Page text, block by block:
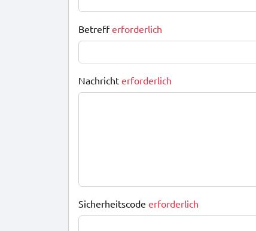
Betrefferforderlich
Nachricht erforderlich
Sicherheitscode erforderlich